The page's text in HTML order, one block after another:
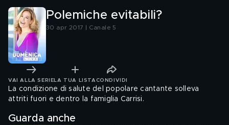
Polemiche evitabili?
30 apr 2017 | Canale 5
VAI ALLA SERIE LA TUA LISTA CONDIVIDI
La condizione di salute del popolare cantante solleva
attriti fuori e dentro la famiglia Carrisi.
Guarda anche